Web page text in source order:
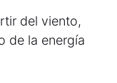
del viento,
de la energía